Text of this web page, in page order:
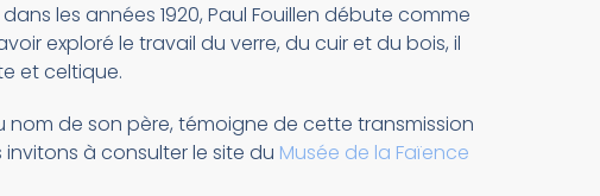
les années 1920, Paul Fouillen débute comme
exploré le travail du verre, du cuir et du bois, il
et celtique.
nom de son père, témoigne de cette transmission
à consulter le site du Musée de la Faïence